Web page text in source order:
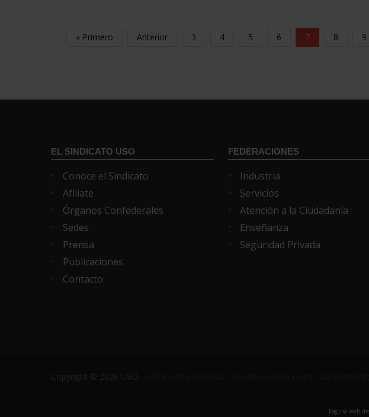
« Primero Anterior 3 4 5 6 7 8 9
EL SINDICATO USO
Conoce el Sindicato
Afíliate
Órganos Confederales
Sedes
Prensa
Publicaciones
Contacto
FEDERACIONES
Industria
Servicios
Atención a la Ciudadanía
Enseñanza
Seguridad Privada
Copyright © 2026 USO ·
Página web